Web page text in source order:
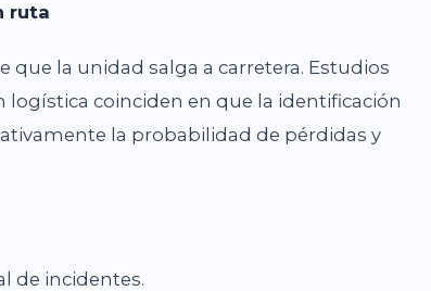
ruta
que la unidad salga a carretera. Estudios
logística coinciden en que la identificación
la probabilidad de pérdidas y
de incidentes.